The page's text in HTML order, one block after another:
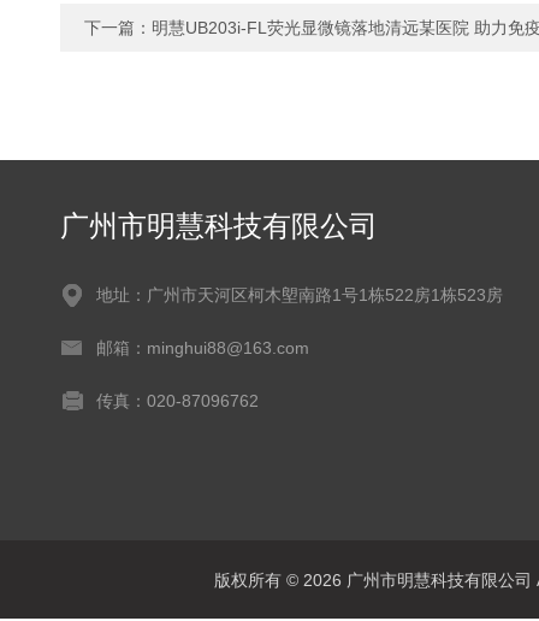
下一篇： 明慧UB203i-FL荧光显微镜落地清远某医院 助力免
广州市明慧科技有限公司
地址：广州市天河区柯木塱南路1号1栋522房1栋523房
邮箱：minghui88@163.com
传真：020-87096762
版权所有 © 2026 广州市明慧科技有限